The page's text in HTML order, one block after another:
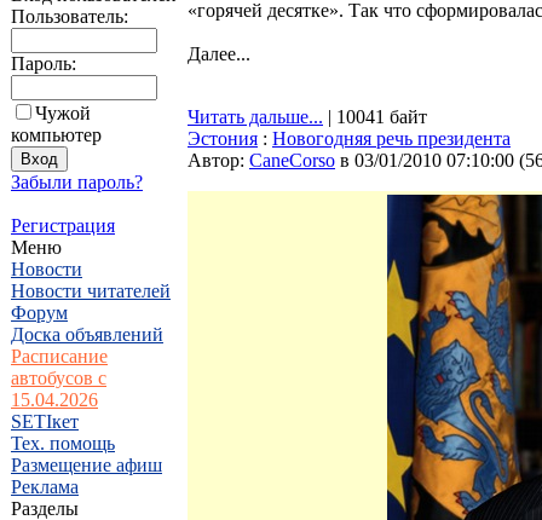
Пользователь:
Пароль:
Чужой
компьютер
Забыли пароль?
Регистрация
Меню
Новости
Новости читателей
Форум
Доска объявлений
Расписание
автобусов с
15.04.2026
SETIкет
Тех. помощь
Размещение афиш
Реклама
Разделы
«горячей десятке». Так что
Далее...
Читать дальше... | 10041 байт
Эстония : Новогодняя речь президента
Автор: CaneCorso в 03/01/2010 07:10:00 (